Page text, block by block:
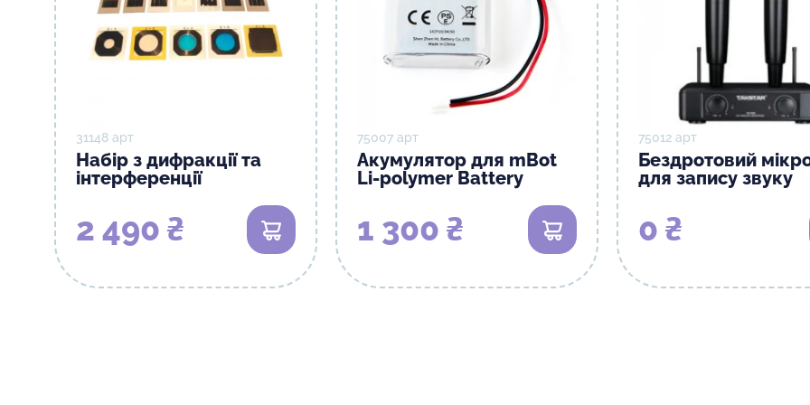
31148 арт
Набір з дифракції та
інтерференції
2 490 ₴ В кошик
75007 арт
Акумулятор для mBot
Li-polymer Battery
1 300 ₴ В кошик
75012 арт
Бездротовий
для запису звуку
0 ₴